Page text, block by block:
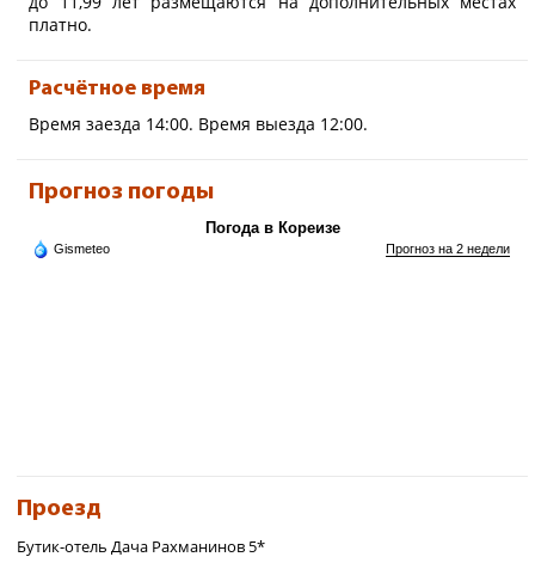
платно.
Расчётное время
Время заезда 14:00. Время выезда 12:00.
Прогноз погоды
Погода в Кореизе
Gismeteo Прогноз на 2 недели
Проезд
Бутик-отель Дача Рахманинов 5*